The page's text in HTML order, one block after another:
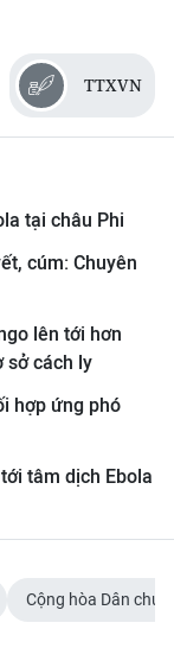
TTXVN
tại châu Phi
cúm: Chuyên
lên tới hơn
sở cách ly
hợp ứng phó
tâm dịch Ebola
Cộng hòa Dân chủ